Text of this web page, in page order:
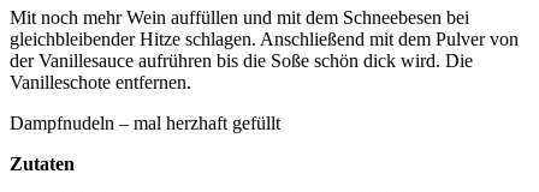
Mit noch mehr Wein auffüllen und mit dem Schneebesen bei
gleichbleibender Hitze schlagen. Anschließend mit dem Pulver von
der Vanillesauce aufrühren bis die Soße schön dick wird. Die
Vanilleschote entfernen.
Dampfnudeln – mal herzhaft gefüllt
Zutaten